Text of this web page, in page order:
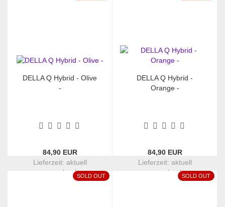
DELLA Q Hybrid - Olive
-
84,90 EUR
Lieferzeit: aktuell
ausverkauft
DELLA Q Hybrid -
Orange -
84,90 EUR
Lieferzeit: aktuell
ausverkauft
SOLD OUT SOLD OUT